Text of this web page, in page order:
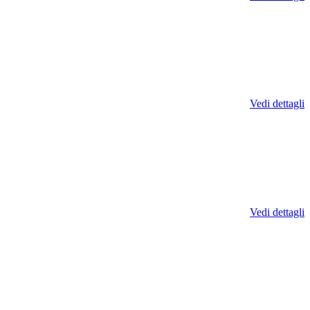
Vedi dettagli
Vedi dettagli